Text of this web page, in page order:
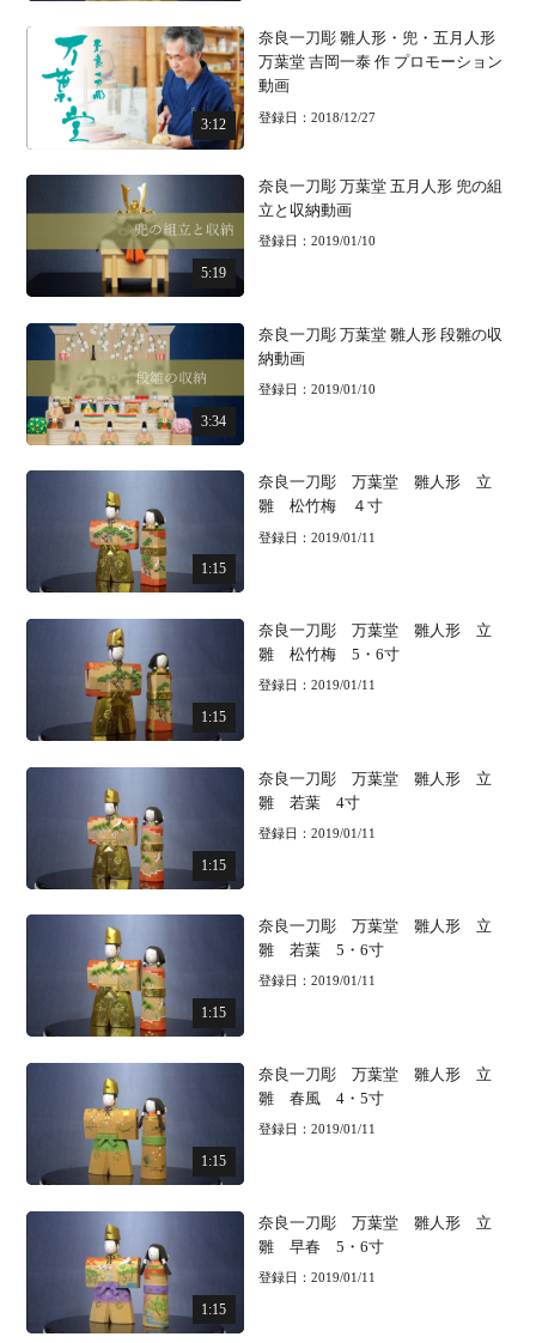
3:12
奈良一刀彫 雛人形・兜・五月人形
万葉堂 吉岡一泰 作 プロモーション
動画
登録日：2018/12/27
5:19
奈良一刀彫 万葉堂 五月人形 兜の組
立と収納動画
登録日：2019/01/10
3:34
奈良一刀彫 万葉堂 雛人形 段雛の収
納動画
登録日：2019/01/10
1:15
奈良一刀彫 万葉堂 雛人形 立
雛 松竹梅 ４寸
登録日：2019/01/11
1:15
奈良一刀彫 万葉堂 雛人形 立
雛 松竹梅 5・6寸
登録日：2019/01/11
1:15
奈良一刀彫 万葉堂 雛人形 立
雛 若葉 4寸
登録日：2019/01/11
1:15
奈良一刀彫 万葉堂 雛人形 立
雛 若葉 5・6寸
登録日：2019/01/11
1:15
奈良一刀彫 万葉堂 雛人形 立
雛 春風 4・5寸
登録日：2019/01/11
1:15
奈良一刀彫 万葉堂 雛人形 立
雛 早春 5・6寸
登録日：2019/01/11